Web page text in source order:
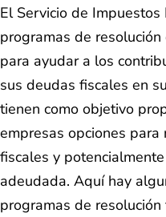
El Servicio de
programas de
para ayudar a los
sus deudas fiscales en
tienen como objetivo
empresas opciones
fiscales y
adeudada. Aquí hay
programas de resolución